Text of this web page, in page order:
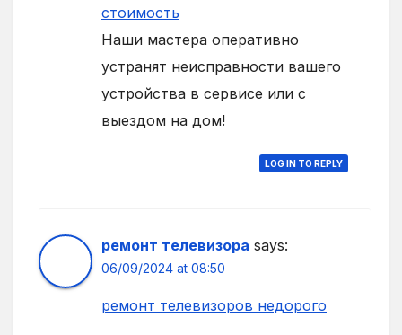
стоимость
Наши мастера оперативно
устранят неисправности вашего
устройства в сервисе или с
выездом на дом!
LOG IN TO REPLY
ремонт телевизора says:
06/09/2024 at 08:50
ремонт телевизоров недорого